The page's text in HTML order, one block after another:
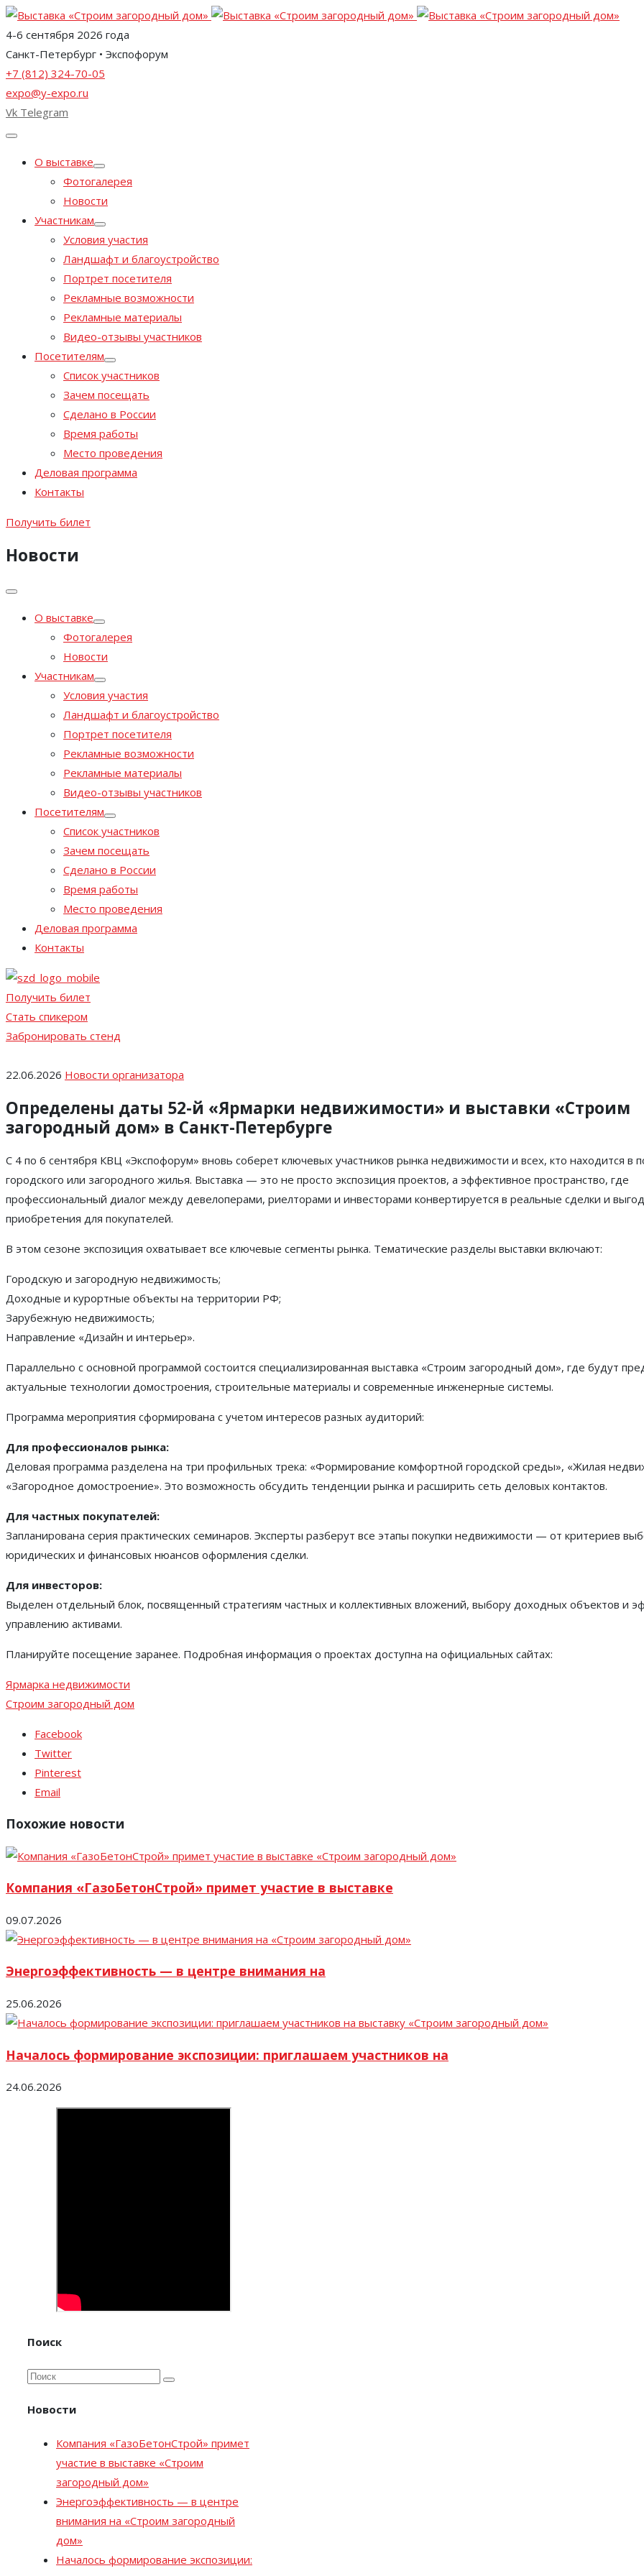
4-6 сентября 2026 года
Санкт-Петербург • Экспофорум
+7 (812) 324-70-05
expo@y-expo.ru
Vk Telegram
О выставке
Фотогалерея
Новости
Участникам
Условия участия
Ландшафт и благоустройство
Портрет посетителя
Рекламные возможности
Рекламные материалы
Видео-отзывы участников
Посетителям
Список участников
Зачем посещать
Сделано в России
Время работы
Место проведения
Деловая программа
Контакты
Получить билет
Новости
О выставке
Фотогалерея
Новости
Участникам
Условия участия
Ландшафт и благоустройство
Портрет посетителя
Рекламные возможности
Рекламные материалы
Видео-отзывы участников
Посетителям
Список участников
Зачем посещать
Сделано в России
Время работы
Место проведения
Деловая программа
Контакты
Получить билет
Стать спикером
Забронировать стенд
22.06.2026 Новости организатора
Определены даты 52-й «Ярмарки недвижимости» и выставки «Строим
загородный дом» в Санкт-Петербурге
С 4 по 6 сентября КВЦ «Экспофорум» вновь соберет ключевых участников рынка недвижимости и всех, кто находится в
городского или загородного жилья. Выставка — это не просто экспозиция проектов, а эффективное пространство, где
профессиональный диалог между девелоперами, риелторами и инвесторами конвертируется в реальные сделки и
приобретения для покупателей.
В этом сезоне экспозиция охватывает все ключевые сегменты рынка. Тематические разделы выставки включают:
Городскую и загородную недвижимость;
Доходные и курортные объекты на территории РФ;
Зарубежную недвижимость;
Направление «Дизайн и интерьер».
Параллельно с основной программой состоится специализированная выставка «Строим загородный дом», где будут
актуальные технологии домостроения, строительные материалы и современные инженерные системы.
Программа мероприятия сформирована с учетом интересов разных аудиторий:
Для профессионалов рынка:
Деловая программа разделена на три профильных трека: «Формирование комфортной городской среды», «Жилая
«Загородное домостроение». Это возможность обсудить тенденции рынка и расширить сеть деловых контактов.
Для частных покупателей:
Запланирована серия практических семинаров. Эксперты разберут все этапы покупки недвижимости — от критериев
юридических и финансовых нюансов оформления сделки.
Для инвесторов:
Выделен отдельный блок, посвященный стратегиям частных и коллективных вложений, выбору доходных объектов и
управлению активами.
Планируйте посещение заранее. Подробная информация о проектах доступна на официальных сайтах:
Ярмарка недвижимости
Строим загородный дом
Facebook
Twitter
Pinterest
Email
Похожие новости
Компания «ГазоБетонСтрой» примет участие в выставке
09.07.2026
Энергоэффективность — в центре внимания на
25.06.2026
Началось формирование экспозиции: приглашаем участников на
24.06.2026
Поиск
Новости
Компания «ГазоБетонСтрой» примет
участие в выставке «Строим
загородный дом»
Энергоэффективность — в центре
внимания на «Строим загородный
дом»
Началось формирование экспозиции: